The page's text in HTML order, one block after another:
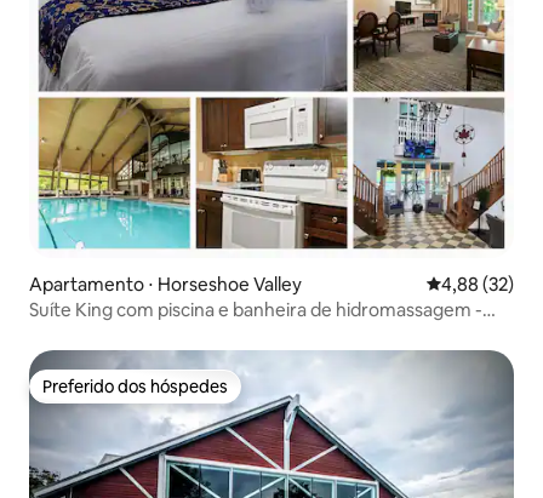
Apartamento ⋅ Horseshoe Valley 4,88 de uma
4,88 (32)
Suíte King com piscina e banheira de hidromassagem -
Preferido dos hóspedes
Preferido dos hóspedes